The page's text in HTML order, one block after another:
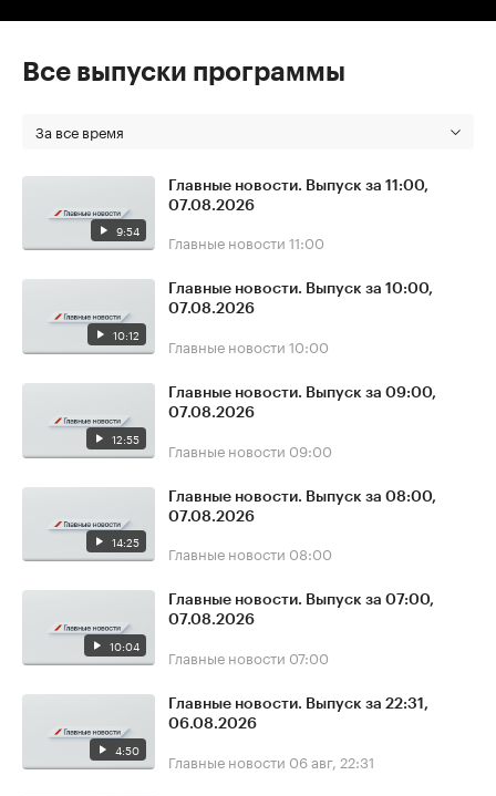
Все выпуски программы
За все время
9:54
Главные новости. Выпуск за 11:00,
07.08.2026
Главные новости 11:00
10:12
Главные новости. Выпуск за 10:00,
07.08.2026
Главные новости 10:00
12:55
Главные новости. Выпуск за 09:00,
07.08.2026
Главные новости 09:00
14:25
Главные новости. Выпуск за 08:00,
07.08.2026
Главные новости 08:00
10:04
Главные новости. Выпуск за 07:00,
07.08.2026
Главные новости 07:00
4:50
Главные новости. Выпуск за 22:31,
06.08.2026
Главные новости 06 авг, 22:31